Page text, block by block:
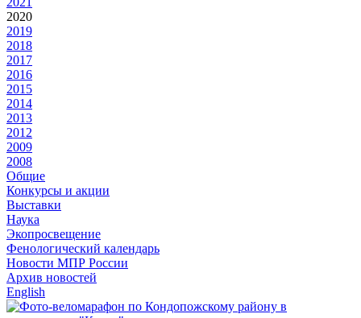
2020
2019
2018
2017
2016
2015
2014
2013
2012
2009
2008
Общие
Конкурсы и акции
Выставки
Наука
Экопросвещение
Фенологический календарь
Новости МПР России
Архив новостей
English